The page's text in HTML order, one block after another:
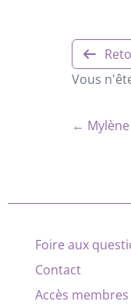
Vous
← Mylène
Foire aux
Contact
Accès membres